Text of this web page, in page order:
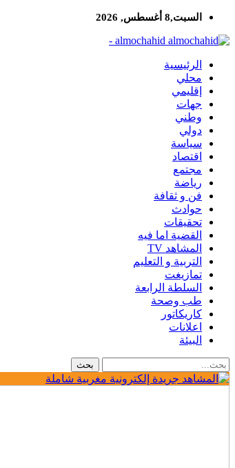
السبت,8 أغسطس, 2026
almochahid -
الرئيسية
محلي
إقليمي
جهات
وطني
دولي
سياسة
اقتصاد
مجتمع
رياضة
فن و ثقافة
حوادث
تحقيقات
القضية اما فيه
المشاهد TV
التربية و التعليم
تمازيغت
السلطة الرابعة
طب وصحة
كاريكاتور
اعلانات
البيئة